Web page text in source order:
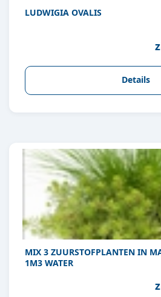
LUDWIGIA OVALIS
Details
MIX 3 ZUURSTOFPLANTEN IN
1M3 WATER